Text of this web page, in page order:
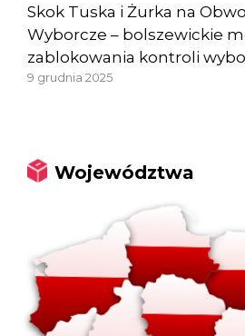
Skok Tuska i Żurka na
Wyborcze – bolszewickie
zablokowania kontroli
9 grudnia 2025
Województwa